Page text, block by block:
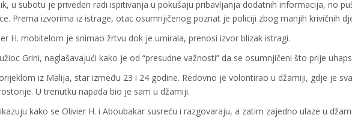
u subotu je priveden radi ispitivanja u pokušaju pribavljanja dodatnih informacija, no
Prema izvorima iz istrage, otac osumnjičenog poznat je policiji zbog manjih krivičnih
H. mobitelom je snimao žrtvu dok je umirala, prenosi izvor blizak istragi.
Grini, naglašavajući kako je od “presudne važnosti” da se osumnjičeni što prije
iz Malija, star između 23 i 24 godine. Redovno je volontirao u džamiji, gdje je
U trenutku napada bio je sam u džamiji.
kako se Olivier H. i Aboubakar susreću i razgovaraju, a zatim zajedno ulaze u